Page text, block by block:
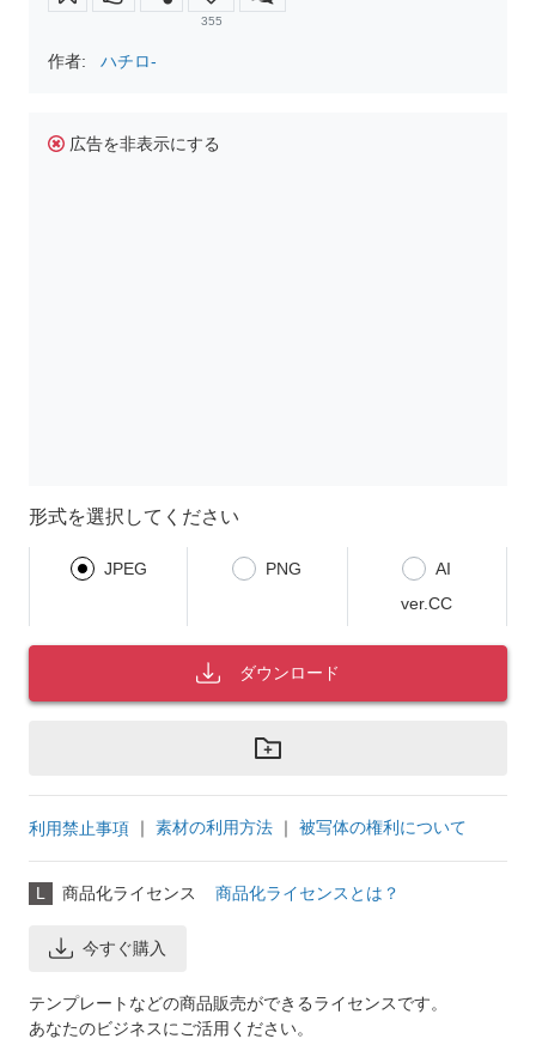
355
作者: ハチロ-
広告を非表示にする
形式を選択してください
JPEG PNG
AI
ver.CC
ダウンロード
利用禁止事項 ｜ 素材の利用方法 ｜ 被写体の権利について
L 商品化ライセンス 商品化ライセンスとは？
今すぐ購入
テンプレートなどの商品販売ができるライセンスです。
あなたのビジネスにご活用ください。